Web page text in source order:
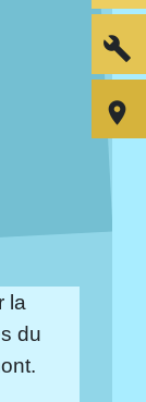
la
du
build
room